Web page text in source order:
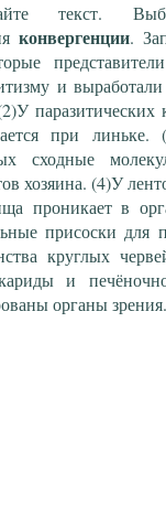
текст.
конвергенции.
и
при
сходные
хозяина. (4)У
проникает в
присоски для
круглых
и
органы зрения.